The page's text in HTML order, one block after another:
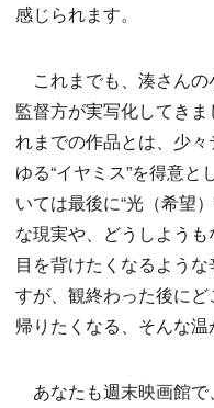
感じられます。
これまでも、湊さんの
監督方が実写化してき
れまでの作品とは、少
ゆる“イヤミス”を得意
いては最後に“光（希望
な現実や、どうしようも
目を背けたくなるよう
すが、観終わった後に
帰りたくなる、そんな温
あなたも週末映画館で